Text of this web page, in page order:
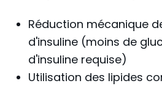
Réduction mécanique
d'insuline (moins de
d'insuline requise)
Utilisation des lipides